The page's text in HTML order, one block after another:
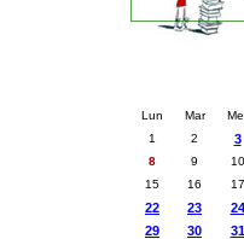
Lun Mar
1
2 3
8
9 10
15
16 17
22
23 24
29
30 31